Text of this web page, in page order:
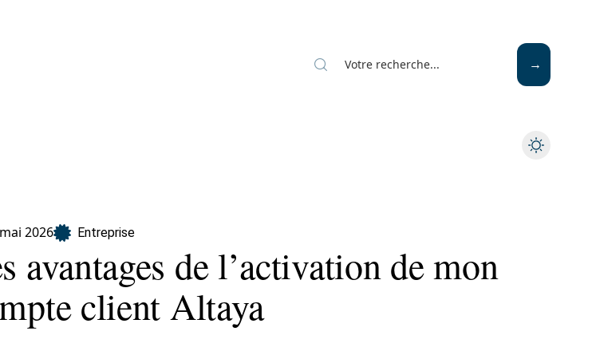
2026 Entreprise
avantages de l’activation de mon
client Altaya